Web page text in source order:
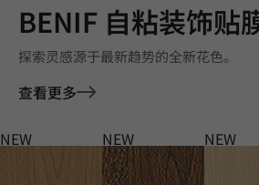
BENIF 自粘装饰贴
探索灵感源于最新趋势的全新花色。
查看更多
NEW NEW NEW